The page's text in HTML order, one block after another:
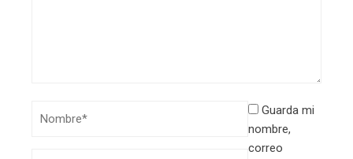
Guarda mi
nombre,
correo